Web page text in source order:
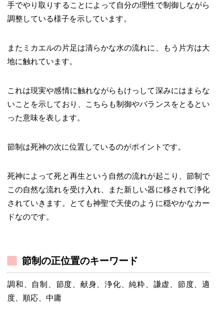
手でやり取りすることによって自分の理性で制御しながら
調整している様子を示しています。
またミカエルの片足は清らかな水の流れに、もう片方は大
地に触れています。
これは現実や感情に触れながらもけっして深みにはまらな
いことを示しており、こちらも制御やバランスをとるとい
った意味を表します。
節制は死神の次に位置しているのがポイントです。
死神によって死と再生という自然の流れが起こり、節制で
この自然な流れを受け入れ、また新しい器に移されて浄化
されていきます。とても神聖で天使のように穏やかなカー
ドなのです。
節制の正位置のキーワード
調和、自制、節度、献身、浄化、純粋、謙虚、節度、適
度、順応、中庸